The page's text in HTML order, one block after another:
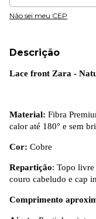
Não sei meu CEP
Descrição
Lace front Zara -
Material: Fibra
calor até 180° e sem
Cor: Cobre
Repartição: Topo livre
couro cabeludo e cap
Comprimento